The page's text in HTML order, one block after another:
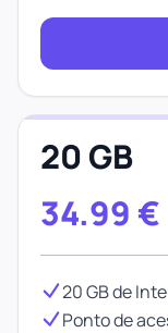
20 GB
34.99 €
20 GB de
Ponto de